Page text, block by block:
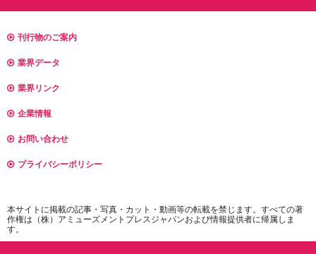
刊行物のご案内
業界データ
業界リンク
企業情報
お問い合わせ
プライバシーポリシー
本サイトに掲載の記事・写真・カット・動画等の転載を禁じます。すべての著
作権は（株）アミューズメントプレスジャパンおよび情報提供者に帰属しま
す。